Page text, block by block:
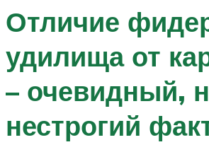
Отличие
удилища от
– очевидный,
нестрогий